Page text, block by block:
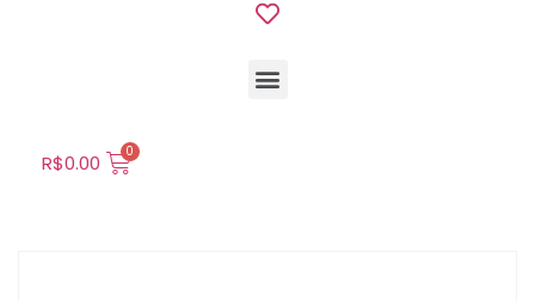
R$0.00